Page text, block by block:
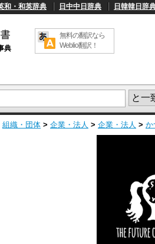
和・和英辞典 日中中日辞典 日韓韓日辞
典
無料の翻訳なら
Weblio翻訳！
組織・団体 > 企業・法人 > 企業・法人 > か